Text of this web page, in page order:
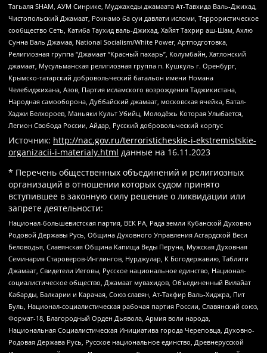
Тагьаля SHAM, АУМ Синрике, Муджахеды джамаата Ат-Тавхида Валь-Джихад,
Чистопольский Джамаат, Рохнамо ба суи давлати исломи, Террористическое
сообщество Сеть, Катиба Таухид валь-Джихад, Хайят Тахрир аш-Шам, Ахлю
Сунна Валь Джамаа, National Socialism/White Power, Артподготовка,
Религиозная группа “Джамаат “Красный пахарь”, Колумбайн, Хатлонский
джамаат, Мусульманская религиозная группа п. Кушкуль г. Оренбург,
Крымско-татарский добровольческий батальон имени Номана
Челебиджихана, Азов, Партия исламского возрождения Таджикистана,
Народная самооборона, Дуббайский джамаат, московская ячейка, Батал-
Хаджи Белхороев, Маньяки Культ Убийц, Молодёжь Которая Улыбается,
Легион Свобода России, Айдар, Русский добровольческий корпус
Источник: http://nac.gov.ru/terroristicheskie-i-ekstremistskie-
organizacii-i-materialy.html данные на 16.11.2023
* Перечень общественных объединений и религиозных
организаций в отношении которых судом принято
вступившее в законную силу решение о ликвидации или
запрете деятельности:
Национал-большевистская партия, ВЕК РА, Рада земли Кубанской Духовно
Родовой Державы Русь, Община Духовного Управления Асгардской Веси
Беловодья, Славянская Община Капища Веды Перуна, Мужская Духовная
Семинария Староверов-Инглингов, Нурджулар, К Богодержавию, Таблиги
Джамаат, Свидетели Иеговы, Русское национальное единство, Национал-
социалистическое общество, Джамаат мувахидов, Объединенный Вилайат
Кабарды, Балкарии и Карачая, Союз славян, Ат-Такфир Валь-Хиджра, Пит
Буль, Национал-социалистическая рабочая партия России, Славянский союз,
Формат-18, Благородный Орден Дьявола, Армия воли народа,
Национальная Социалистическая Инициатива города Череповца, Духовно-
Родовая Держава Русь, Русское национальное единство, Древнерусской